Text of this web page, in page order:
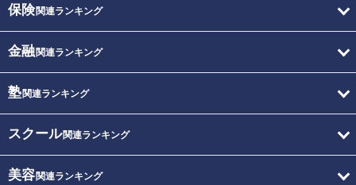
保険関連ランキング
金融関連ランキング
塾関連ランキング
スクール関連ランキング
美容関連ランキング